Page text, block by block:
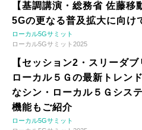
【基調講演・総務省 佐藤
5Gの更なる普及拡大に向け
ローカル5Gサミット
ローカル5Gサミット2025
【セッション2・スリーダ
ローカル５Ｇの最新トレン
なシン・ローカル５Ｇシス
機能もご紹介
ローカル5Gサミット